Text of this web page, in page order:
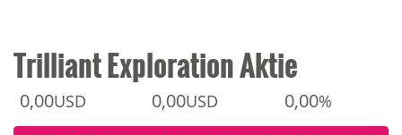
Trilliant Exploration Aktie
0,00USD 0,00USD 0,00%